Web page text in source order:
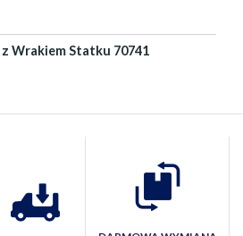
Wrakiem Statku 70741